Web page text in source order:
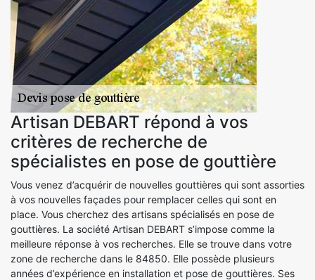
Artisan DEBART répond à vos
critères de recherche de
spécialistes en pose de gouttière
Vous venez d’acquérir de nouvelles gouttières qui sont assorties
à vos nouvelles façades pour remplacer celles qui sont en
place. Vous cherchez des artisans spécialisés en pose de
gouttières. La société Artisan DEBART s’impose comme la
meilleure réponse à vos recherches. Elle se trouve dans votre
zone de recherche dans le 84850. Elle possède plusieurs
années d’expérience en installation et pose de gouttières. Ses